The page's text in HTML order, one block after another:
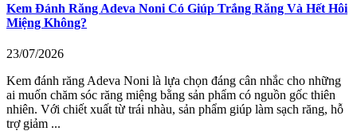
Kem Đánh Răng Adeva Noni Có Giúp Trắng Răng Và Hết Hôi
Miệng Không?
23/07/2026
Kem đánh răng Adeva Noni là lựa chọn đáng cân nhắc cho những
ai muốn chăm sóc răng miệng bằng sản phẩm có nguồn gốc thiên
nhiên. Với chiết xuất từ trái nhàu, sản phẩm giúp làm sạch răng, hỗ
trợ giảm ...